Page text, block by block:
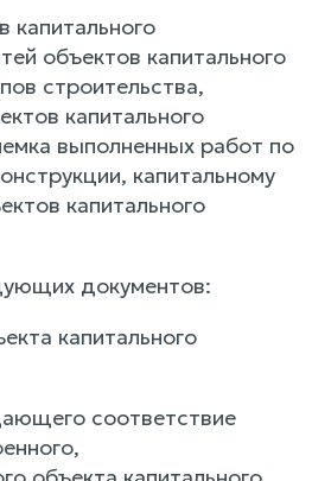
капитального
объектов капитального
строительства,
капитального
выполненных работ по
капитальному
капитального
документов:
капитального
соответствие